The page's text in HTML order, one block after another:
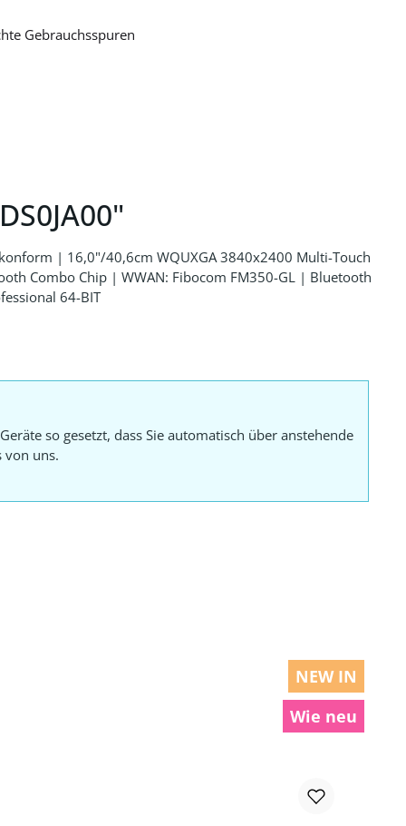
Gebrauchsspuren
| 16,0"/40,6cm WQUXGA 3840x2400 Multi-Touch
Combo Chip | WWAN: Fibocom FM350-GL | Bluetooth
64-BIT
so gesetzt, dass Sie automatisch über anstehende
von uns.
NEW IN
Wie neu